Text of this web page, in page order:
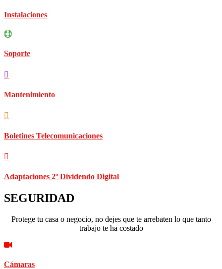
Instalaciones
Soporte
Mantenimiento
Boletines Telecomunicaciones
Adaptaciones 2º Dividendo Digital
SEGURIDAD
Protege tu casa o negocio, no dejes que te arrebaten lo que tanto
trabajo te ha costado
Cámaras